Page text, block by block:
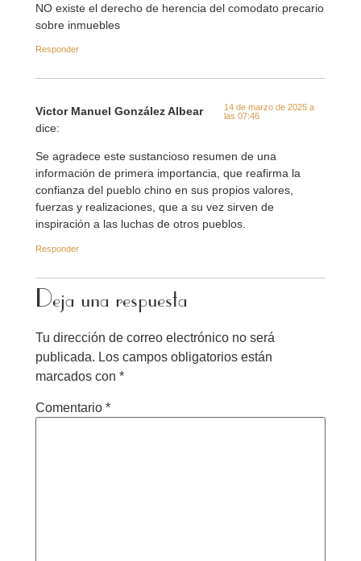
NO existe el derecho de herencia del comodato precario
sobre inmuebles
Responder
Victor Manuel González Albear
dice:
14 de marzo de 2025 a
las 07:46
Se agradece este sustancioso resumen de una
información de primera importancia, que reafirma la
confianza del pueblo chino en sus propios valores,
fuerzas y realizaciones, que a su vez sirven de
inspiración a las luchas de otros pueblos.
Responder
Deja una respuesta
Tu dirección de correo electrónico no será
publicada. Los campos obligatorios están
marcados con *
Comentario *